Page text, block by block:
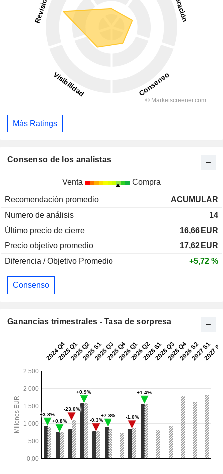
Más Ratings
Consenso de los analistas
Venta Compra
Recomendación promedio
ACUMULAR
Numero de análisis
14
Último precio de cierre
16,66 EUR
Precio objetivo promedio
17,62 EUR
Diferencia / Objetivo Promedio
+5,72 %
Consenso
Ganancias trimestrales - Tasa de sorpresa